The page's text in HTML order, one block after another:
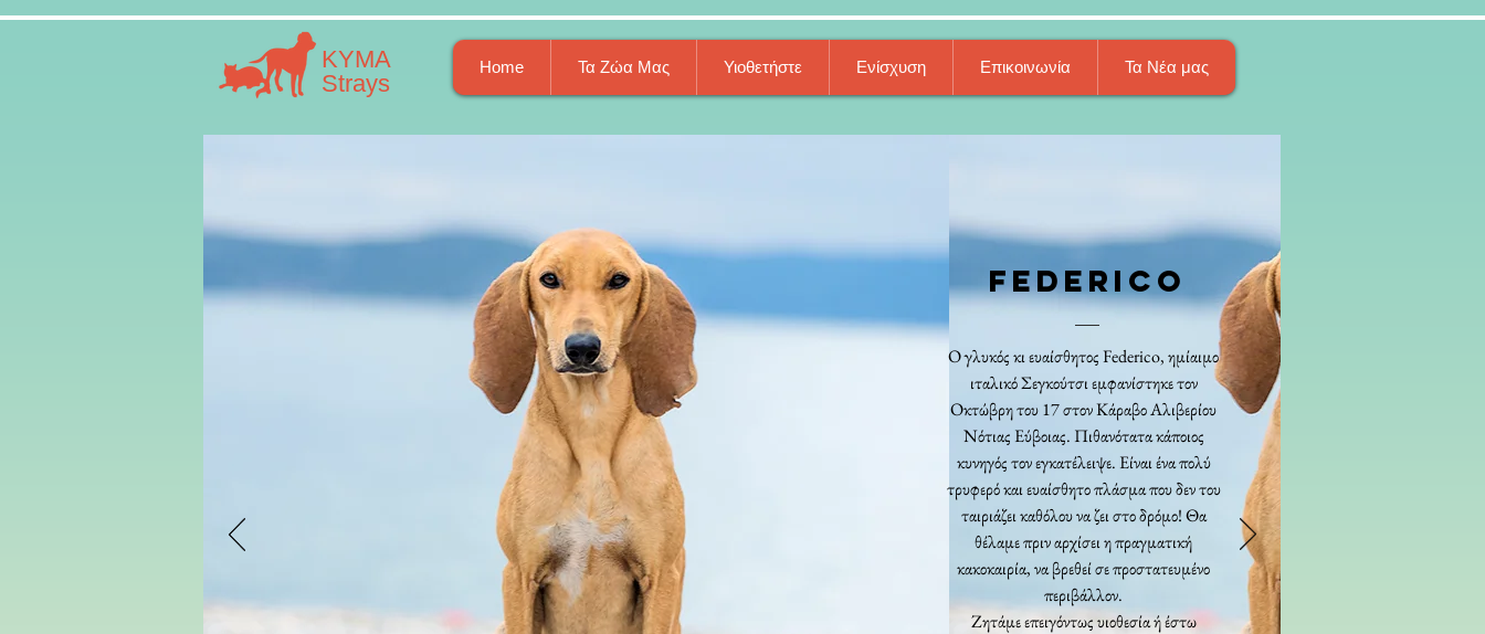
​​ΚΥΜΑ
​Strays
Home Τα Ζώα Μας Υιοθετήστε Ενίσχυση Επικοινωνία Τα Νέα μας
FEDERICO
Ο γλυκός κι ευαίσθητος Federico, ημίαιμο
ιταλικό Σεγκούτσι εμφανίστηκε τον
Οκτώβρη του 17 στον Κάραβο Αλιβερίου
Νότιας Εύβοιας. Πιθανότατα κάποιος
κυνηγός τον εγκατέλειψε. Είναι ένα πολύ
τρυφερό και ευαίσθητο πλάσμα που δεν του
ταιριάζει καθόλου να ζει στο δρόμο! Θα
θέλαμε πριν αρχίσει η πραγματική
κακοκαιρία, να βρεθεί σε προστατευμένο
περιβάλλον.
Ζητάμε επειγόντως υιοθεσία ή έστω